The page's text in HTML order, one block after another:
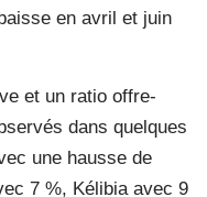
en avril et juin
et un ratio offre-
dans quelques
une hausse de
7 %, Kélibia avec 9